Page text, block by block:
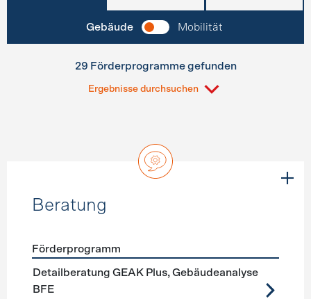
Gebäude Mobilität
29 Förderprogramme gefunden
Ergebnisse durchsuchen
Beratung
Förderprogramme Beratung
Förderprogramm
Detailberatung GEAK Plus, Gebäudeanalyse
BFE